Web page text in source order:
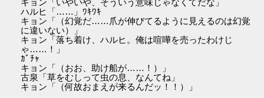
ハルヒ「……」ﾜｷﾜｷ
キョン「（幻覚だ……爪が伸びてるように見えるのは幻覚
に違いない）」
キョン「落ち着け、ハルヒ。俺は喧嘩を売ったわけじ
ゃ……！」
ｶﾞﾁｬ
キョン「（おお、助け船が……！）」
古泉「草をむしって虫の息、なんてね」
キョン「（何故おまえが来るんだッ！！）」